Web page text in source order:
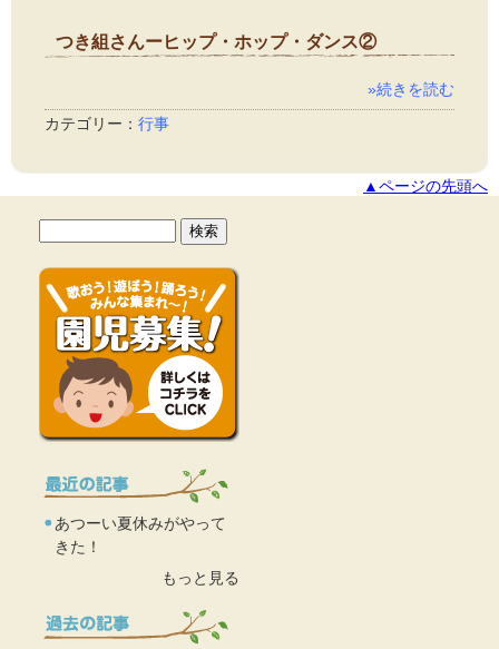
つき組さんーヒップ・ホップ・ダンス②
»続きを読む
カテゴリー： 行事
▲ページの先頭へ
あつーい夏休みがやって
きた！
もっと見る